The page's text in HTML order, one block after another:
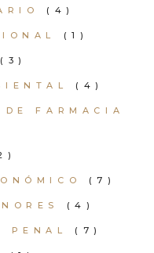
(4)
(1)
(4)
FARMACIA
(7)
(4)
PENAL (7)